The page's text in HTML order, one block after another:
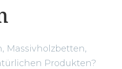
Massivholzbetten,
Produkten?